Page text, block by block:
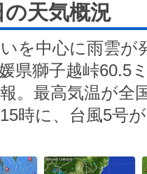
天気概況
を中心に雨雲が
県獅子越峠60.5
。最高気温が全
時に、台風5号